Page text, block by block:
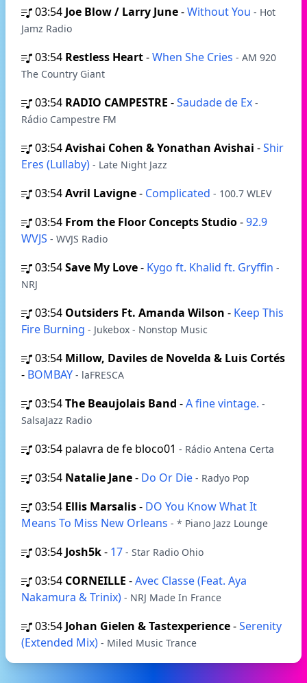
03:54 Joe Blow / Larry June-Without You - Hot
Jamz Radio
03:54 Restless Heart-When She Cries - AM 920
The Country Giant
03:54 RADIO CAMPESTRE -Saudade de Ex -
Rádio Campestre FM
03:54Avishai Cohen & Yonathan Avishai -Shir
Eres (Lullaby) - Late Night Jazz
03:54Avril Lavigne- Complicated - 100.7 WLEV
03:54 From the Floor Concepts Studio-92.9
WVJS - WVJS Radio
03:54Save My Love- Kygo ft. Khalid ft. Gryffin -
NRJ
03:54 Outsiders Ft. Amanda Wilson - Keep This
Fire Burning - Jukebox - Nonstop Music
03:54 Millow, Daviles de Novelda & Luis Cortés
- BOMBAY - laFRESCA
03:54The Beaujolais Band -A fine vintage. -
SalsaJazz Radio
03:54 palavra de fe bloco01 - Rádio Antena Certa
03:54 Natalie Jane- Do Or Die - Radyo Pop
03:54 Ellis Marsalis- DO You Know What It
Means To Miss New Orleans - * Piano Jazz Lounge
03:54 Josh5k- 17 - Star Radio Ohio
03:54 CORNEILLE -Avec Classe (Feat. Aya
Nakamura & Trinix) - NRJ Made In France
03:54 Johan Gielen & Tastexperience-Serenity
(Extended Mix) - Miled Music Trance